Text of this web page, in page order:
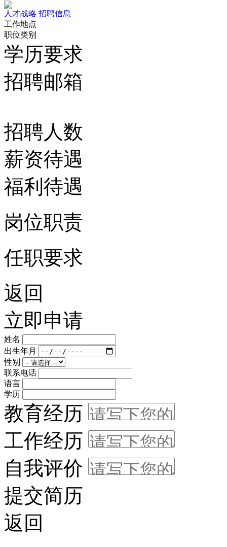
人才战略 招聘信息
工作地点
职位类别
学历要求
招聘邮箱
招聘人数
薪资待遇
福利待遇
岗位职责
任职要求
返回
立即申请
姓名
出生年月
性别
联系电话
语言
学历
教育经历
工作经历
自我评价
提交简历
返回